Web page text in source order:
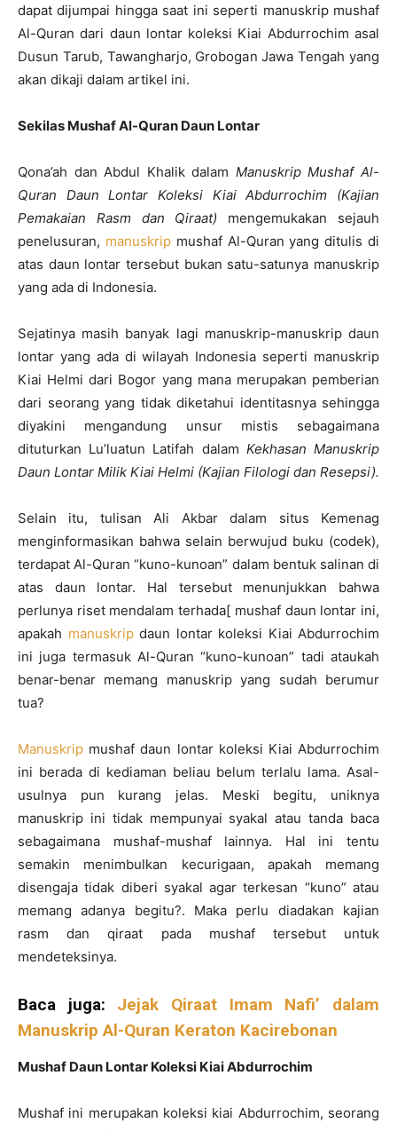
dapat dijumpai hingga saat ini seperti manuskrip mushaf
Al-Quran dari daun lontar koleksi Kiai Abdurrochim asal
Dusun Tarub, Tawangharjo, Grobogan Jawa Tengah yang
akan dikaji dalam artikel ini.
Sekilas Mushaf Al-Quran Daun Lontar
Qona’ah dan Abdul Khalik dalam Manuskrip Mushaf Al-
Quran Daun Lontar Koleksi Kiai Abdurrochim (Kajian
Pemakaian Rasm dan Qiraat) mengemukakan sejauh
penelusuran, manuskripmushaf Al-Quran yang ditulis di
atas daun lontar tersebut bukan satu-satunya manuskrip
yang ada di Indonesia.
Sejatinya masih banyak lagi manuskrip-manuskrip daun
lontar yang ada di wilayah Indonesia seperti manuskrip
Kiai Helmi dari Bogor yang mana merupakan pemberian
dari seorang yang tidak diketahui identitasnya sehingga
diyakini mengandung unsur mistis sebagaimana
dituturkan Lu’luatun Latifah dalam Kekhasan Manuskrip
Daun Lontar Milik Kiai Helmi (Kajian Filologi dan Resepsi).
Selain itu, tulisan Ali Akbar dalam situs Kemenag
menginformasikan bahwa selain berwujud buku (codek),
terdapat Al-Quran “kuno-kunoan” dalam bentuk salinan di
atas daun lontar. Hal tersebut menunjukkan bahwa
perlunya riset mendalam terhada[ mushaf daun lontar ini,
apakah manuskripdaun lontar koleksi Kiai Abdurrochim
ini juga termasuk Al-Quran “kuno-kunoan” tadi ataukah
benar-benar memang manuskrip yang sudah berumur
tua?
Manuskrip mushaf daun lontar koleksi Kiai Abdurrochim
ini berada di kediaman beliau belum terlalu lama. Asal-
usulnya pun kurang jelas. Meski begitu, uniknya
manuskrip ini tidak mempunyai syakal atau tanda baca
sebagaimana mushaf-mushaf lainnya. Hal ini tentu
semakin menimbulkan kecurigaan, apakah memang
disengaja tidak diberi syakal agar terkesan “kuno” atau
memang adanya begitu?. Maka perlu diadakan kajian
rasm dan qiraat pada mushaf tersebut untuk
mendeteksinya.
Baca juga: Jejak Qiraat Imam Nafi’ dalam
Manuskrip Al-Quran Keraton Kacirebonan
Mushaf Daun Lontar Koleksi Kiai Abdurrochim
Mushaf ini merupakan koleksi kiai Abdurrochim, seorang